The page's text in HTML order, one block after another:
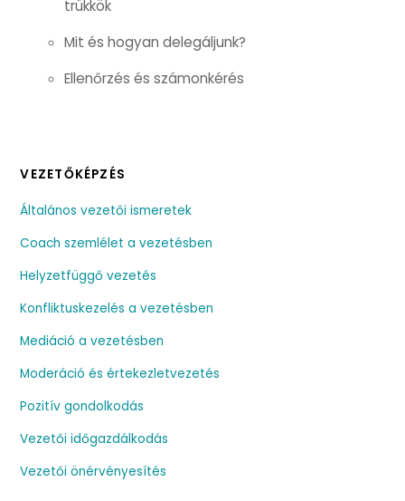
trükkök
Mit és hogyan delegáljunk?
Ellenőrzés és számonkérés
VEZETŐKÉPZÉS
Általános vezetői ismeretek
Coach szemlélet a vezetésben
Helyzetfüggő vezetés
Konfliktuskezelés a vezetésben
Mediáció a vezetésben
Moderáció és értekezletvezetés
Pozitív gondolkodás
Vezetői időgazdálkodás
Vezetői önérvényesítés